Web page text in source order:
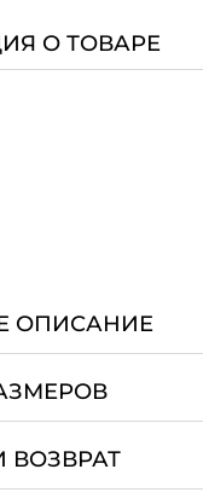
образу
идет
силуэт
Это платье
белыми туфлями
а для
О ТОВАРЕ
ОПИСАНИЕ
ВОЗВРАТ